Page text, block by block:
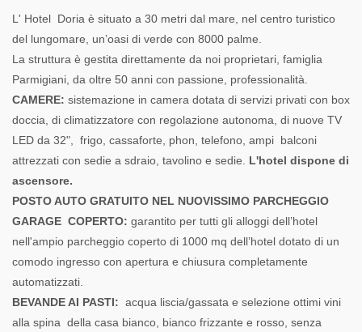
L' Hotel Doria è situato a 30 metri dal mare, nel centro turistico
del lungomare, un’oasi di verde con 8000 palme.
La struttura è gestita direttamente da noi proprietari, famiglia
Parmigiani, da oltre 50 anni con passione, professionalità.
CAMERE: sistemazione in camera dotata di servizi privati con box
doccia, di climatizzatore con regolazione autonoma, di nuove TV
LED da 32", frigo, cassaforte, phon, telefono, ampi balconi
attrezzati con sedie a sdraio, tavolino e sedie. L'hotel dispone di
ascensore.
POSTO AUTO GRATUITO NEL NUOVISSIMO PARCHEGGIO
GARAGE COPERTO: garantito per tutti gli alloggi dell’hotel
nell'ampio parcheggio coperto di 1000 mq dell’hotel dotato di un
comodo ingresso con apertura e chiusura completamente
automatizzati.
BEVANDE AI PASTI: acqua liscia/gassata e selezione ottimi vini
alla spina della casa bianco, bianco frizzante e rosso, senza